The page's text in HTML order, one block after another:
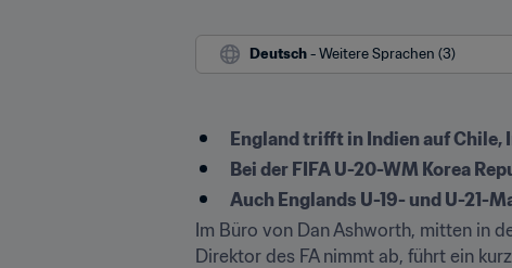
Deutsch - Weitere Sprachen (3)
England trifft in Indien auf Chile,
Bei der FIFA U-20-WM Korea
Auch Englands U-19- und U-21-
Im Büro von Dan Ashworth, mitten in
Direktor des FA nimmt ab, führt ein